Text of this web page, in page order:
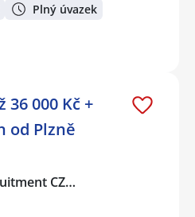
Plný úvazek
36 000 Kč +
od Plzně
CZ…